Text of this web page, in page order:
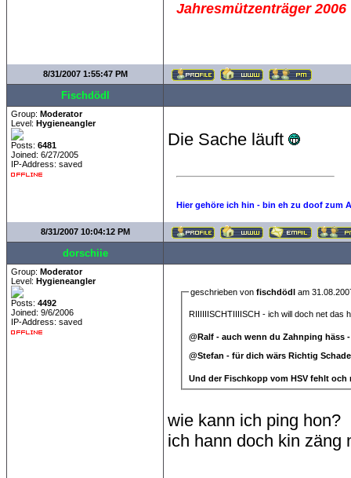
Jahresmützenträger 2006
8/31/2007 1:55:47 PM
Fischdödl
Group: Moderator
Level: Hygieneangler
Posts: 6481
Joined: 6/27/2005
IP-Address: saved
Die Sache läuft
Hier gehöre ich hin - bin eh zu doof zum
8/31/2007 10:04:12 PM
dorschiie
Group: Moderator
Level: Hygieneangler
Posts: 4492
Joined: 9/6/2006
IP-Address: saved
geschrieben vonfischdödl am
RIIIIIISCHTIIIISCH - ich will doch net das
@Ralf - auch wenn du Zahnping häss
@Stefan - für dich wärs Richtig
Und der Fischkopp vom HSV fehlt
wie kann ich ping hon?
ich hann doch kin zäng